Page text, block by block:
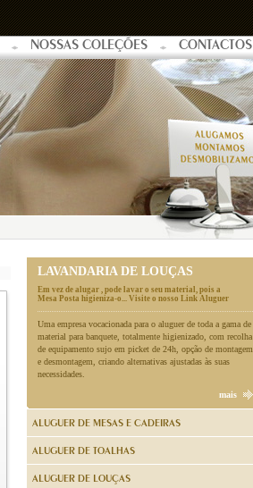
NOSSAS COLEÇÕES CONTACTOS
LAVANDARIA DE LOUÇAS
Em vez de alugar , pode lavar o seu material, pois a
Mesa Posta higieniza-o... Visite o nosso Link Aluguer
Uma empresa vocacionada para o aluguer de toda a gama de
material para banquete, totalmente higienizado, com recolha
de equipamento sujo em picket de 24h, opção de montagem
e desmontagem, criando alternativas ajustadas às suas
necessidades.
mais
ALUGUER DE MESAS E CADEIRAS
ALUGUER DE TOALHAS
ALUGUER DE LOUÇAS